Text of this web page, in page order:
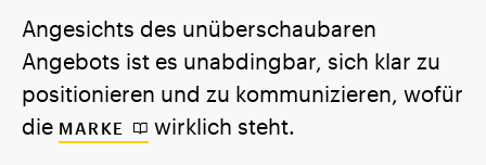
Angesichts des unüberschaubaren
Angebots ist es unabdingbar, sich klar zu
positionieren und zu kommunizieren, wofür
die MARKE wirklich steht.